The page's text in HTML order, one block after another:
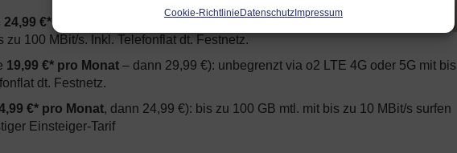
Cookie-RichtlinieDatenschutzImpressum
24,99 €* je Monat
– dann 34,99 €): unbegrenzt im
100 MBit/s. Inkl. Telefonflat dt. Festnetz.
19,99 €* pro Monat – dann 29,99 €): unbegrenzt via o2 LTE 4G oder 5G mit bis
dt. Festnetz.
€* pro Monat, dann 24,99 €): bis zu 100 GB mtl. mit bis zu 10 MBit/s surfen
Einsteiger-Tarif